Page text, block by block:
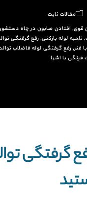
مقالات ثابت
قوی, افتادن صابون در چاه
,تلمبه لوله بازکنی,رفع گرفتگی
فنر,رفع گرفتگی لوله فاضلاب
فرنگی با اشیا
گرفتگی